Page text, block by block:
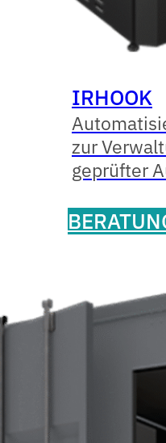
IRHOOK
zur
geprüfter